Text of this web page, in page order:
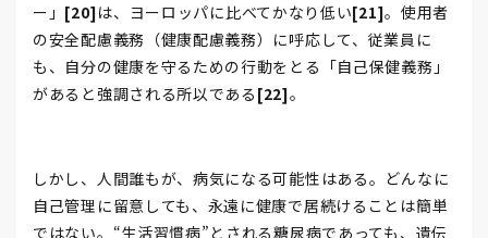
ー」 [20]は、ヨーロッパに比べてかなり低い[21]。使用者
の安全配慮義務（健康配慮義務）に呼応して、従業員に
も、自分の健康を守るための行動をとる「自己保健義務」
があると強調される所以である [22]。
しかし、人間誰もが、病気になる可能性はある。どんなに
自己管理に留意しても、永遠に健康で居続けることは簡単
ではない。“生活習慣病”とされる糖尿病であっても、遺伝